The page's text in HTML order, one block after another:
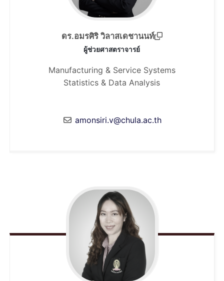
ดร.อมรศิริ วิลาสเดชานนท์
ผู้ช่วยศาสตราจารย์
Manufacturing & Service Systems
Statistics & Data Analysis
amonsiri.v@chula.ac.th